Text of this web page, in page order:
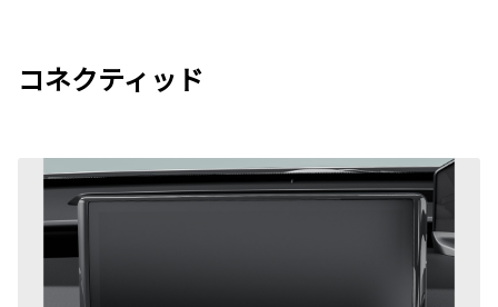
コネクティッド